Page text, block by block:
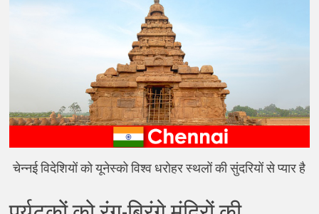
चेन्नई विदेशियों को यूनेस्को विश्व धरोहर स्थलों की सुंदरियों से प्यार है